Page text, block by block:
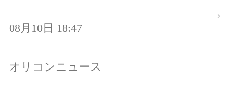
08月10日 18:47
オリコンニュース